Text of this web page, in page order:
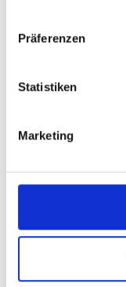
Präferenzen
Statistiken
Marketing